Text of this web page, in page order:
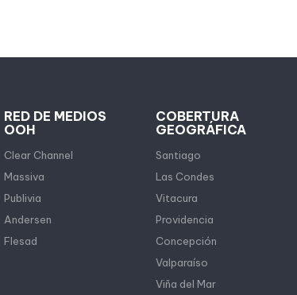
RED DE MEDIOS
OOH
Clear Channel
Massiva
Publivia
Andersen
Flesad
COBERTURA
GEOGRÁFICA
Santiago
Las Condes
Vitacura
Providencia
Concepción
Valparaíso
Viña del Mar